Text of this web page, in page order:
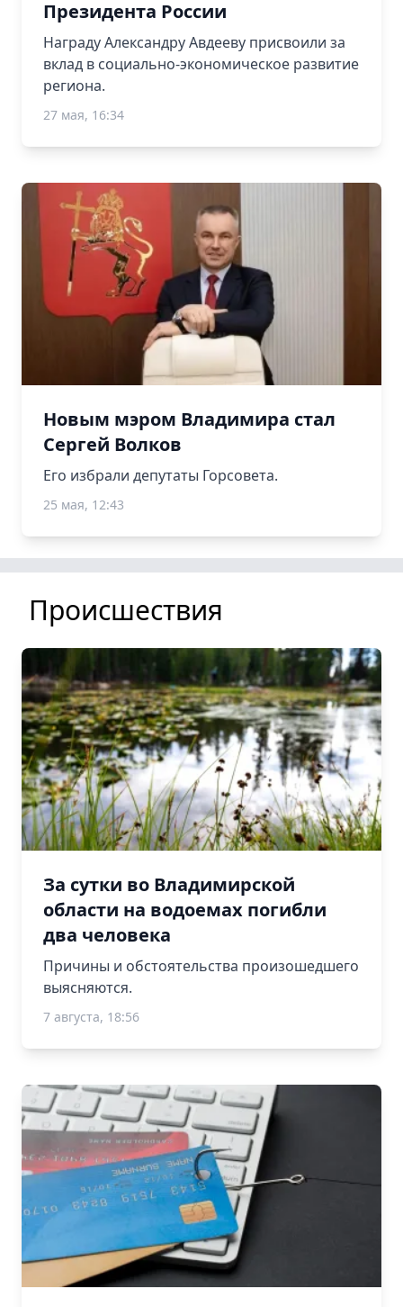
Президента России
Награду Александру Авдееву присвоили за
вклад в социально-экономическое развитие
региона.
27 мая, 16:34
Новым мэром Владимира стал
Сергей Волков
Его избрали депутаты Горсовета.
25 мая, 12:43
Происшествия
За сутки во Владимирской
области на водоемах погибли
два человека
Причины и обстоятельства произошедшего
выясняются.
7 августа, 18:56